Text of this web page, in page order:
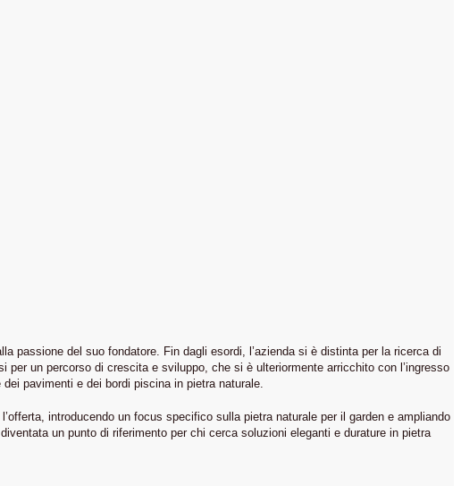
passione del suo fondatore. Fin dagli esordi, l’azienda si è distinta per la ricerca di
un percorso di crescita e sviluppo, che si è ulteriormente arricchito con l’ingresso
pavimenti e dei bordi piscina in pietra naturale.
introducendo un focus specifico sulla pietra naturale per il garden e ampliando
un punto di riferimento per chi cerca soluzioni eleganti e durature in pietra